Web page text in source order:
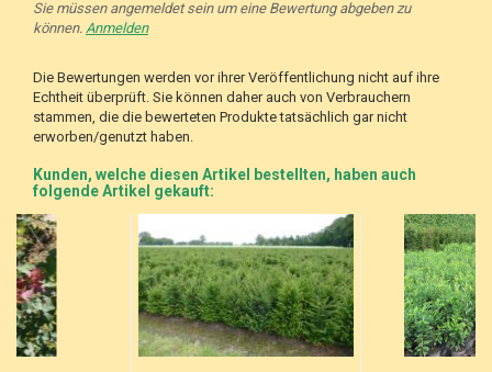
Sie müssen angemeldet sein um eine Bewertung abgeben zu
können. Anmelden
Die Bewertungen werden vor ihrer Veröffentlichung nicht auf ihre
Echtheit überprüft. Sie können daher auch von Verbrauchern
stammen, die die bewerteten Produkte tatsächlich gar nicht
erworben/genutzt haben.
Kunden, welche diesen Artikel bestellten, haben auch
folgende Artikel gekauft: